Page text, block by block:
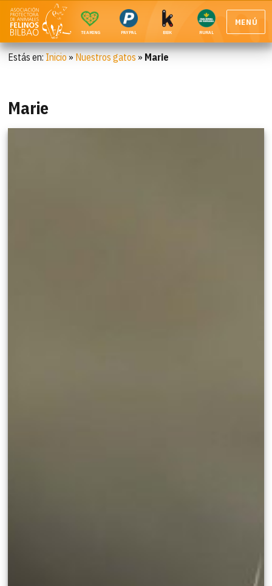
TEAMING PAYPAL BBK RURAL
MENÚ
Estás en: Inicio » Nuestros gatos » Marie
Marie